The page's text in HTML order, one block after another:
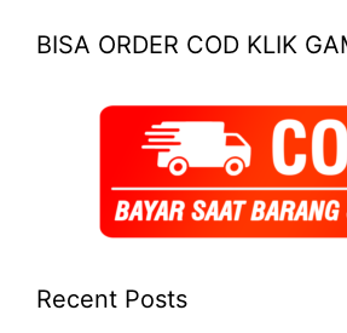
BISA ORDER COD KLIK
Recent Posts